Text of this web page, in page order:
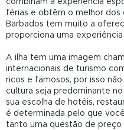
férias e obtêm o melhor dos
Barbados tem muito a
proporciona uma
A ilha tem uma imagem
internacionais de turismo
ricos e famosos, por isso
cultura seja predominante
sua escolha de hotéis,
é determinada pelo que
tanto uma questão de preço